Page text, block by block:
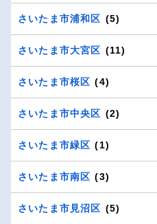
さいたま市浦和区 (5)
さいたま市大宮区 (11)
さいたま市桜区 (4)
さいたま市中央区 (2)
さいたま市緑区 (1)
さいたま市南区 (3)
さいたま市見沼区 (5)